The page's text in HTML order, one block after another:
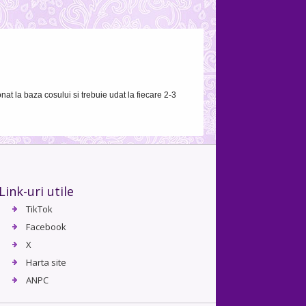
la baza cosului si trebuie udat la fiecare 2-3
Link-uri utile
TikTok
Facebook
X
Harta site
ANPC